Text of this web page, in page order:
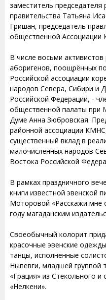
заместитель председателя
правительства Татьяна
Гришан, председатель
общественной
В числе восьми
аборигенов, поощрённых
Российской ассоциации
народов Севера, Сибири и
Российской Федерации, -
общественной палаты при
Думе Анна Зюбровская.
районной ассоциации
существенный вклад в
малочисленных народов
Востока Российской
В рамках праздничного
книги известной эвенской
Моторовой «Расскажи мне
году магаданским
Своеобычный колорит
красочные эвенские
танцы, исполненные
Ныпевги, младшей группой
«Грация» из Стекольного и
«Нелкени».